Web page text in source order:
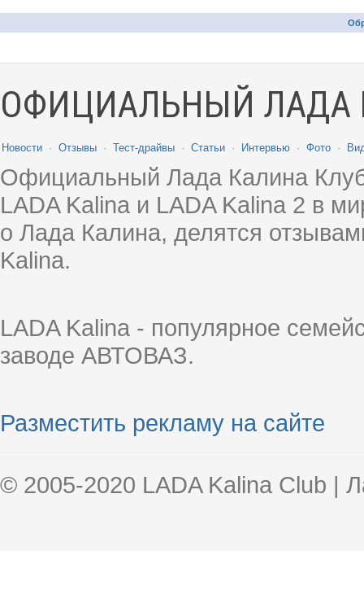
ОФИЦИАЛЬНЫЙ ЛАДА
Новости · Отзывы · Тест-драйвы · Статьи · Интервью · Фото ·
Официальный Лада Калина
LADA Kalina и LADA Kalina 2 в
о Лада Калина, делятся
Kalina.
LADA Kalina - популярное
заводе АВТОВАЗ.
Разместить рекламу на сайте
© 2005-2020 LADA Kalina Club |